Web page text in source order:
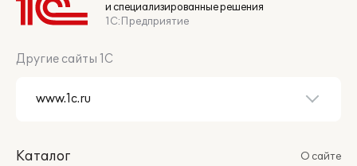
и специализированные решения
1С:Предприятие
Другие сайты 1С
Каталог
О сайте